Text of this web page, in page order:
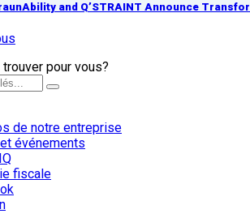
and Q’STRAINT Announce
pour vous?
de notre entreprise
événements
fiscale